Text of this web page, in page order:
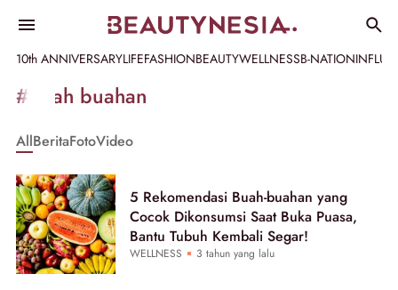
10th ANNIVERSARYLIFEFASHIONBEAUTYWELLNESSB-NATION
Informasi
[GET_DATA_TITLE]
Beautynesia
#buah buahan
AllBeritaFotoVideo
5 Rekomendasi Buah-buahan yang
Cocok Dikonsumsi Saat Buka Puasa,
Bantu Tubuh Kembali Segar!
WELLNESS 3 tahun yang lalu